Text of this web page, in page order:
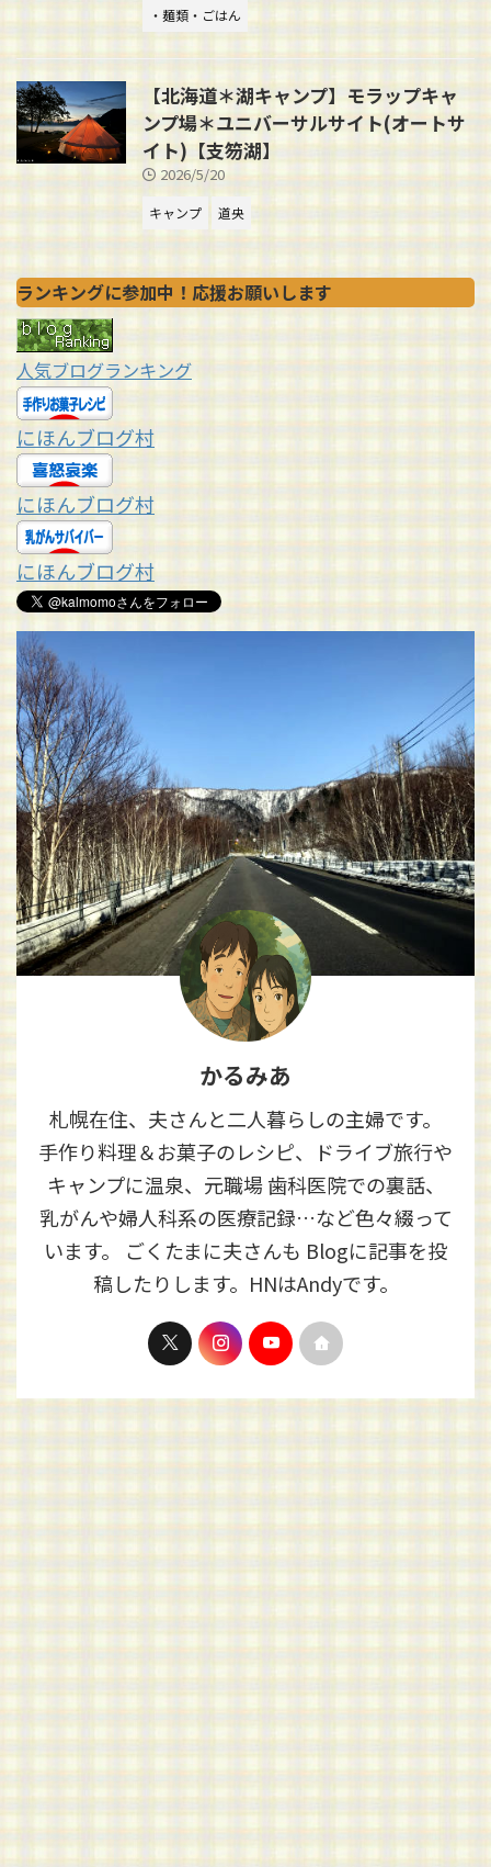
・麺類・ごはん
【北海道＊湖キャンプ】モラップキャ
ンプ場＊ユニバーサルサイト(オートサ
イト)【支笏湖】
2026/5/20
キャンプ 道央
ランキングに参加中！応援お願いします
人気ブログランキング
にほんブログ村
にほんブログ村
にほんブログ村
かるみあ
札幌在住、夫さんと二人暮らしの主婦です。
手作り料理＆お菓子のレシピ、ドライブ旅行や
キャンプに温泉、元職場 歯科医院での裏話、
乳がんや婦人科系の医療記録…など色々綴って
います。 ごくたまに夫さんも Blogに記事を投
稿したりします。HNはAndyです。